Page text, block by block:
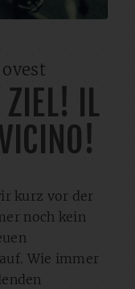
ZIEL! IL
kurz vor der
noch kein
auf. Wie immer